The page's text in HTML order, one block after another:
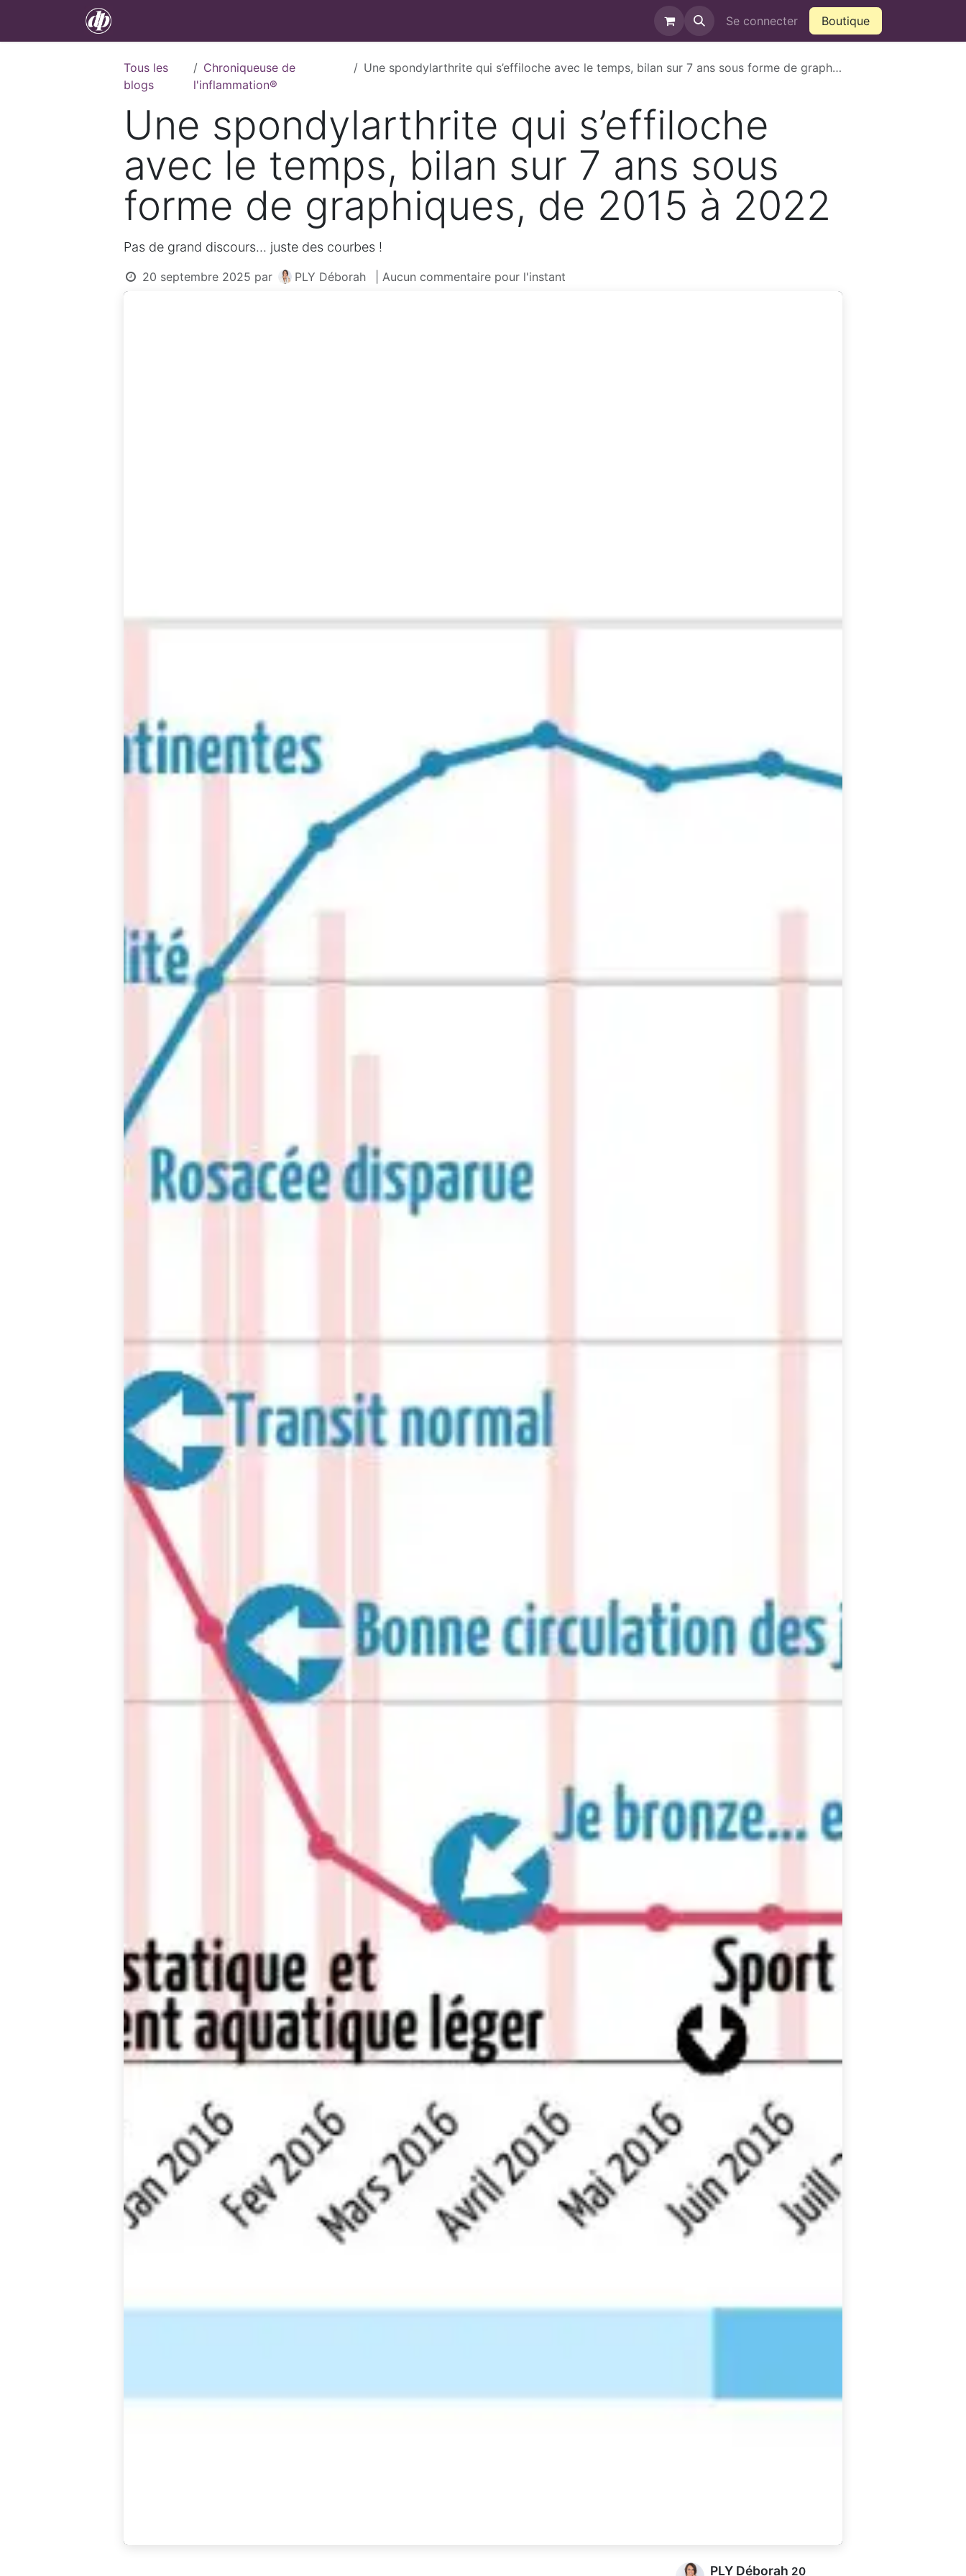
Se rendre au contenu
Contact QVCT Se connecter Boutique
Tous les
blogs
Chroniqueuse de
l'inflammation®
Une spondylarthrite qui s’effiloche avec le temps, bilan sur 7 ans sous forme de graphiques, de 2015 à 2022
Une spondylarthrite qui s’effiloche
avec le temps, bilan sur 7 ans sous
forme de graphiques, de 2015 à 2022
Pas de grand discours... juste des courbes !
20 septembre 2025 par PLY Déborah | Aucun commentaire pour l'instant
PLY Déborah 20